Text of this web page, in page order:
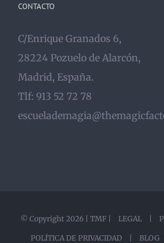
CONTACTO
C/Enrique Granados 6,
28224 Pozuelo de Alarcón,
Madrid, España.
Tlf: 913 52 72 78
© Copyright 2026 | TMF| LEGAL |
POLÍTICA DE PRIVACIDAD |